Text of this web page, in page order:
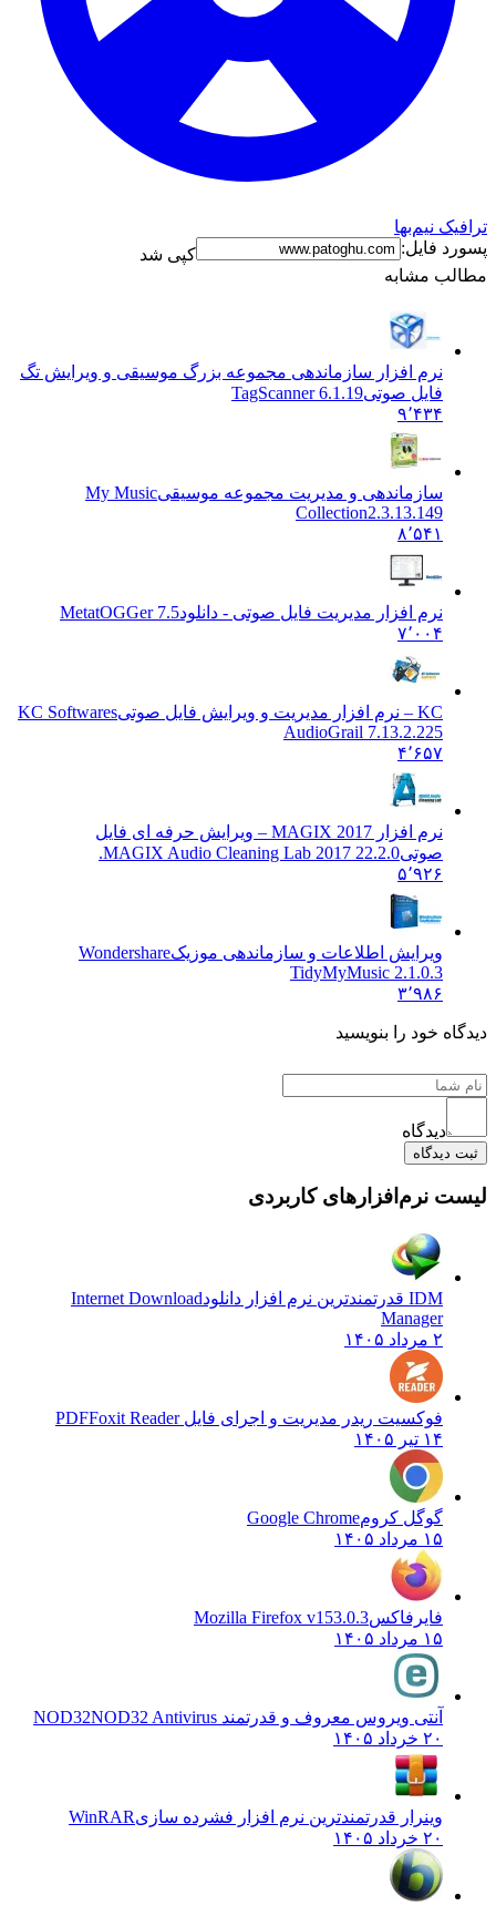
ترافیک نیم‌بها
پسورد فایل:
کپی شد
مطالب مشابه
نرم افزار سازماندهی مجموعه بزرگ موسیقی و ویرایش تگ
فایل صوتیTagScanner 6.1.19
۹٬۴۳۴
سازماندهی و مدیریت مجموعه موسیقیMy Music
Collection2.3.13.149
۸٬۵۴۱
نرم افزار مدیریت فایل صوتی - دانلودMetatOGGer 7.5
۷٬۰۰۴
KC – نرم افزار مدیریت و ویرایش فایل صوتی
KC Softwares
AudioGrail 7.13.2.225
۴٬۶۵۷
نرم افزار MAGIX 2017 – ویرایش حرفه ای فایل
صوتیMAGIX Audio Cleaning Lab 2017 22.2.0.
۵٬۹۲۶
ویرایش اطلاعات و سازماندهی موزیکWondershare
TidyMyMusic 2.1.0.3
۳٬۹۸۶
دیدگاه خود را بنویسید
دیدگاه
ثبت دیدگاه
لیست نرم‌افزارهای کاربردی
IDM قدرتمندترین نرم افزار دانلود
Internet Download
Manager
۲ مرداد ۱۴۰۵
فوکسیت ریدر مدیریت و اجرای فایل PDFFoxit Reader
۱۴ تیر ۱۴۰۵
گوگل کرومGoogle Chrome
۱۵ مرداد ۱۴۰۵
فایرفاکسMozilla Firefox v153.0.3
۱۵ مرداد ۱۴۰۵
آنتی ویروس معروف و قدرتمند NOD32 NOD32 Antivirus
۲۰ خرداد ۱۴۰۵
وینرار قدرتمندترین نرم افزار فشرده سازیWinRAR
۲۰ خرداد ۱۴۰۵